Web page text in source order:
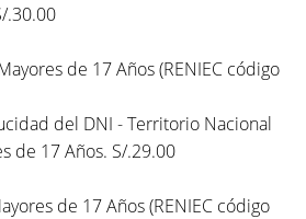
.30.00
de 17 Años (RENIEC código
del DNI - Territorio Nacional
de 17 Años. S/.29.00
de 17 Años (RENIEC código